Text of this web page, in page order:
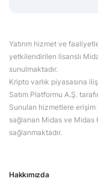
Hakkımızda
Yatırım hizmet ve
yetkilendirilen lisanslı
sunulmaktadır.
Kripto varlık piyasasına
Satım Platformu A.Ş.
Sunulan hizmetlere erişim
sağlanan Midas ve Midas
sağlanmaktadır.